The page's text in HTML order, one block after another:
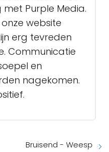
Purple Media.
website
erg tevreden
Communicatie
en
nagekomen.
Bruisend - Weesp